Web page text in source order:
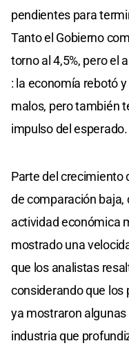
pendientes para
Tanto el Gobierno
torno al 4,5%, pero el
: la economía rebotó
malos, pero también
impulso del esperado.
Parte del crecimiento
de comparación baja,
actividad económica
mostrado una
que los analistas
considerando que los
ya mostraron
industria que